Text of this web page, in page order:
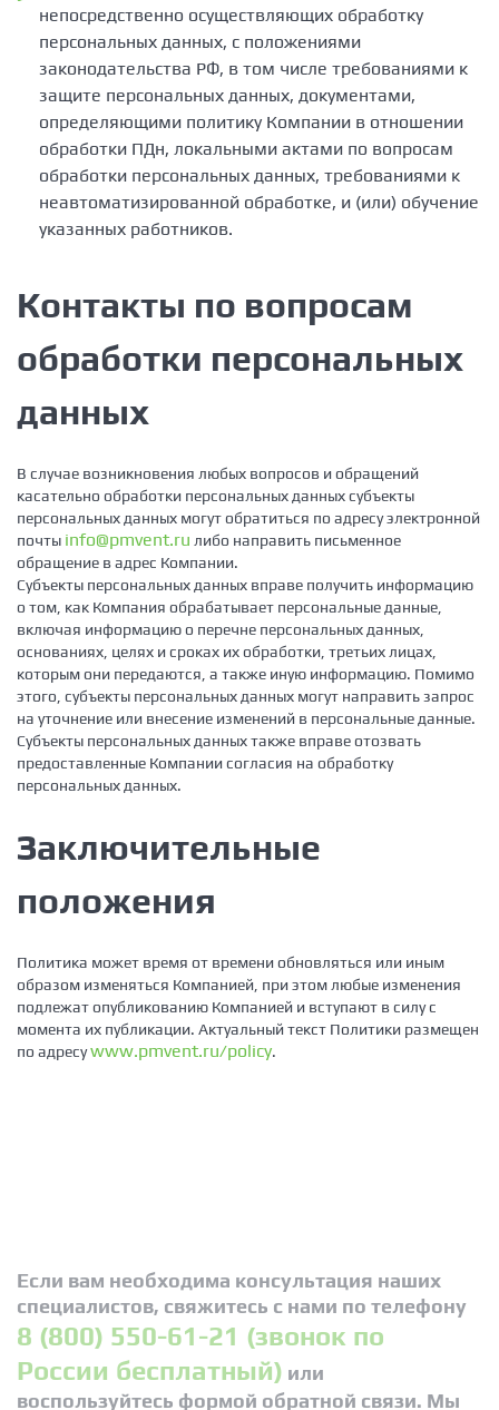
непосредственно осуществляющих обработку
персональных данных, с положениями
законодательства РФ, в том числе требованиями к
защите персональных данных, документами,
определяющими политику Компании в отношении
обработки ПДн, локальными актами по вопросам
обработки персональных данных, требованиями к
неавтоматизированной обработке, и (или) обучение
указанных работников.
Контакты по вопросам
обработки персональных
данных
В случае возникновения любых вопросов и обращений
касательно обработки персональных данных субъекты
персональных данных могут обратиться по адресу электронной
почты info@pmvent.ru либо направить письменное
обращение в адрес Компании.
Субъекты персональных данных вправе получить информацию
о том, как Компания обрабатывает персональные данные,
включая информацию о перечне персональных данных,
основаниях, целях и сроках их обработки, третьих лицах,
которым они передаются, а также иную информацию. Помимо
этого, субъекты персональных данных могут направить запрос
на уточнение или внесение изменений в персональные данные.
Субъекты персональных данных также вправе отозвать
предоставленные Компании согласия на обработку
персональных данных.
Заключительные
положения
Политика может время от времени обновляться или иным
образом изменяться Компанией, при этом любые изменения
подлежат опубликованию Компанией и вступают в силу с
момента их публикации. Актуальный текст Политики размещен
по адресуwww.pmvent.ru/policy.
Если вам необходима консультация наших
специалистов, свяжитесь с нами по телефону
8 (800) 550-61-21 (звонок по
России бесплатный) или
воспользуйтесь формой обратной связи. Мы